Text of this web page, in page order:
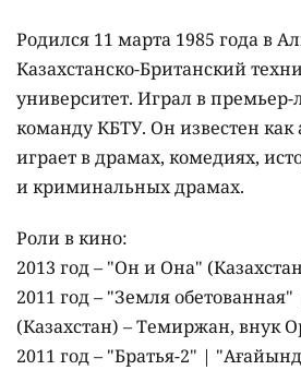
Родился 11 марта 1985 года в
Казахстанско-Британский
университет. Играл в премьер-
команду КБТУ. Он известен как
играет в драмах, комедиях,
и криминальных драмах.
Роли в кино:
2013 год – "Он и Она"
2011 год – "Земля
(Казахстан) – Темиржан, внук
2011 год – "Братья-2" |